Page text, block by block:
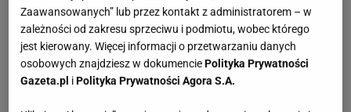
- Nie możesz wściekać się, gdyż kolega strzelił gola.
Brak radości to popełnienie samobójstwa jako
członek zespołu. Wtedy nie jesteś wart nic dla
Zaawansowanych” lub przez kontakt z administratorem – w
zależności od zakresu sprzeciwu i podmiotu, wobec którego
jest kierowany. Więcej informacji o przetwarzaniu danych
osobowych znajdziesz w dokumenciePolityka Prywatności
Gazeta.pl iPolityka Prywatności Agora S.A.